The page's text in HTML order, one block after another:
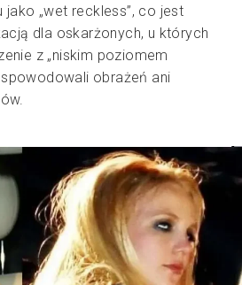
„wet reckless”, co jest
dla oskarżonych, u których
z „niskim poziomem
obrażeń ani